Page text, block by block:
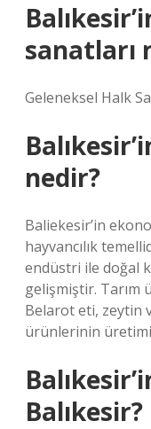
sanatları
Geleneksel Halk
nedir?
Baliekesir’in
hayvancılık
endüstri ile doğal
gelişmiştir. Tarım
Belarot eti, zeytin
ürünlerinin üretimi
Balıkesir?